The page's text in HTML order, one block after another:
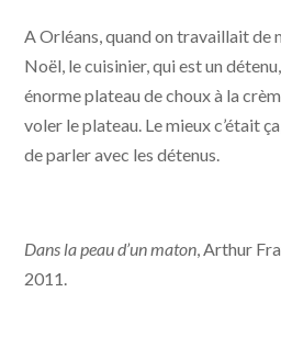
A Orléans, quand on travaillait de
Noël, le cuisinier, qui est un
énorme plateau de choux à la
voler le plateau. Le mieux c’était
de parler avec les détenus.
Dans la peau d’un maton , Arthur
2011.